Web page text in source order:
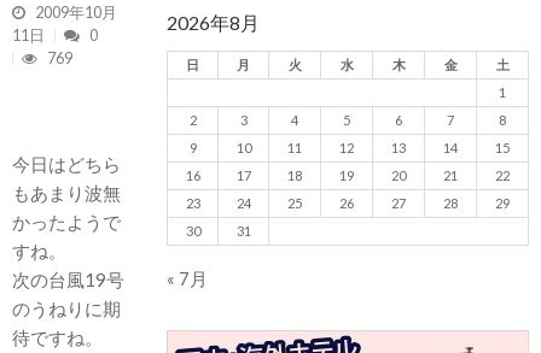
2009年10月
11日
0
769
今日はどちら
もあまり波無
かったようで
すね。
次の台風19号
のうねりに期
待ですね。
2026年8月
日 月 火 水 木 金
土
1
2
3 4 5 6 7
8
9
10 11 12 13 14
15
16
17 18 19 20 21
22
23
24 25 26 27 28
29
30
31
« 7月